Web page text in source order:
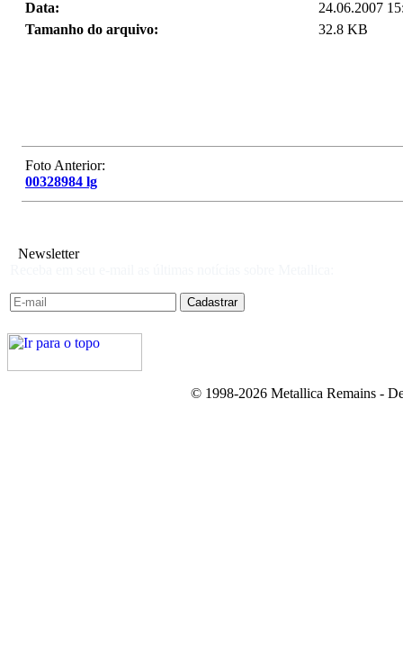
Data:
24.06.2007
Tamanho do arquivo:
32.8 KB
Foto Anterior:
00328984 lg
Newsletter
© 1998-2026 Metallica Remains -